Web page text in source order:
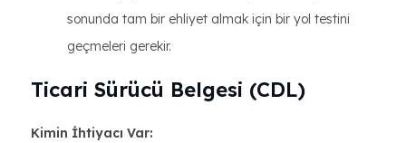
sonunda tam bir ehliyet almak için bir yol testini
geçmeleri gerekir.
Ticari Sürücü Belgesi (CDL)
Kimin İhtiyacı Var: